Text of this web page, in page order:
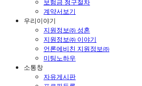
보험금 청구절차
계약서보기
우리이야기
지원정보㈜ 성혼
지원정보㈜ 이야기
언론에비친 지원정보㈜
미팅노하우
소통창
자유게시판